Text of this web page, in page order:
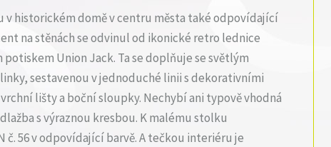
v historickém domě v centru města také odpovídající
na stěnách se odvinul od ikonické retro lednice
potiskem Union Jack. Ta se doplňuje se světlým
sestavenou v jednoduché linii s dekorativními
lišty a boční sloupky. Nechybí ani typově vhodná
s výraznou kresbou. K malému stolku
č. 56 v odpovídající barvě. A tečkou interiéru je